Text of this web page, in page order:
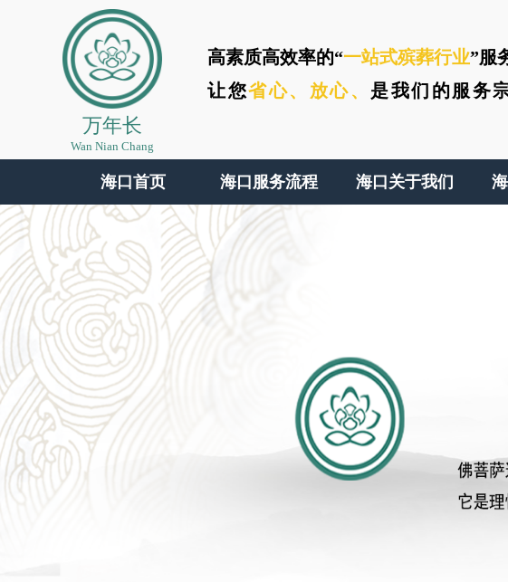
万年长
Wan Nian Chang
高素质高效率的“一站式殡葬行业”服
让您省心、 放心、 是我们的服务
海口首页 海口服务流程 海口关于我们